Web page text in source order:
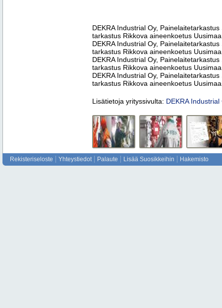
DEKRA Industrial Oy,
tarkastus Rikkova aineenkoetus Uusimaa
DEKRA Industrial Oy,
tarkastus Rikkova aineenkoetus Uusimaa
DEKRA Industrial Oy,
tarkastus Rikkova aineenkoetus Uusimaa
DEKRA Industrial Oy,
tarkastus Rikkova aineenkoetus Uusimaa
Lisätietoja yrityssivulta: DEKRA Industrial
Rekisteriseloste Yhteystiedot Palaute Lisää Suosikkeihin Hakemisto